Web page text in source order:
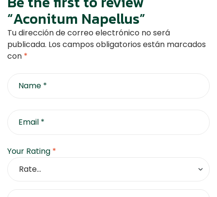
“Aconitum Napellus”
Tu dirección de correo electrónico no será
publicada. Los campos obligatorios están marcados
con *
Your Rating *